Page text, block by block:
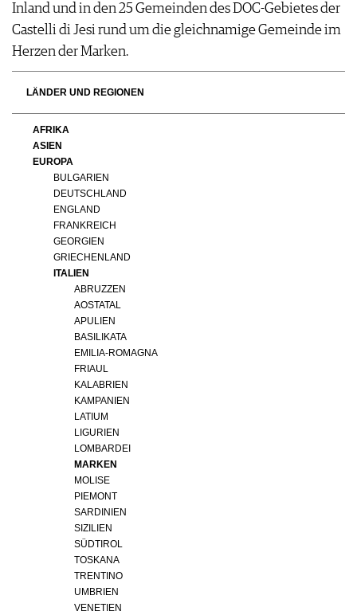
Inland und in den 25 Gemeinden des DOC-Gebietes der
Castelli di Jesi rund um die gleichnamige Gemeinde im
Herzen der Marken.
LÄNDER UND REGIONEN
AFRIKA
ASIEN
EUROPA
BULGARIEN
DEUTSCHLAND
ENGLAND
FRANKREICH
GEORGIEN
GRIECHENLAND
ITALIEN
ABRUZZEN
AOSTATAL
APULIEN
BASILIKATA
EMILIA-ROMAGNA
FRIAUL
KALABRIEN
KAMPANIEN
LATIUM
LIGURIEN
LOMBARDEI
MARKEN
MOLISE
PIEMONT
SARDINIEN
SIZILIEN
SÜDTIROL
TOSKANA
TRENTINO
UMBRIEN
VENETIEN